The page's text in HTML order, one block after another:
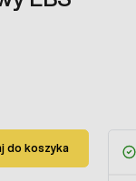
do koszyka